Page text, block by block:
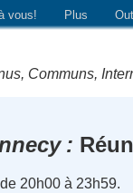
vous! Plus
Communs,
20h00 à 23h59.